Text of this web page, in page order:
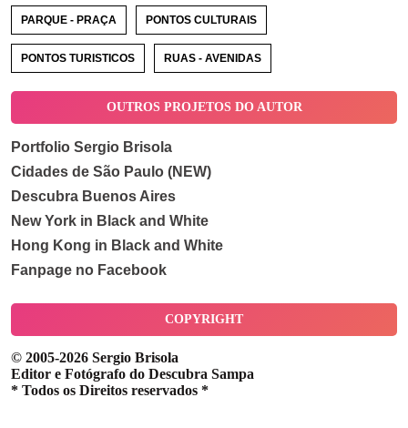
PARQUE - PRAÇA PONTOS CULTURAIS
PONTOS TURISTICOS RUAS - AVENIDAS
OUTROS PROJETOS DO AUTOR
Portfolio Sergio Brisola
Cidades de São Paulo (NEW)
Descubra Buenos Aires
New York in Black and White
Hong Kong in Black and White
Fanpage no Facebook
COPYRIGHT
© 2005-2026 Sergio Brisola
Editor e Fotógrafo do Descubra Sampa
* Todos os Direitos reservados *